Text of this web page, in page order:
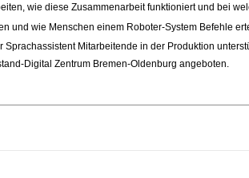
wie diese Zusammenarbeit funktioniert und bei
und wie Menschen einem Roboter-System Befehle
Mitarbeitende in der Produktion
Digital Zentrum Bremen-Oldenburg angeboten.